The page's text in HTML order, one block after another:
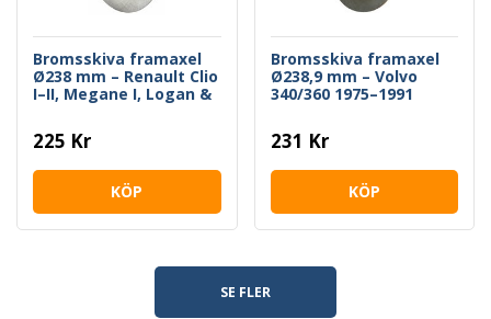
Bromsskiva framaxel
Ø238 mm – Renault Clio
I–II, Megane I, Logan &
225 Kr
KÖP
Bromsskiva framaxel
Ø238,9 mm – Volvo
340/360 1975–1991
231 Kr
KÖP
SE FLER